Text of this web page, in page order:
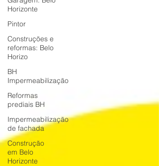
Horizonte
Pintor
Construções e
reformas: Belo
Horizo
BH
Impermeabilização
Reformas
prediais BH
Impermeabilização
de fachada
Construção
em Belo
Horizonte